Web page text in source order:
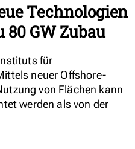
Technologien
GW Zubau
für
neuer Offshore-
von Flächen kann
werden als von der